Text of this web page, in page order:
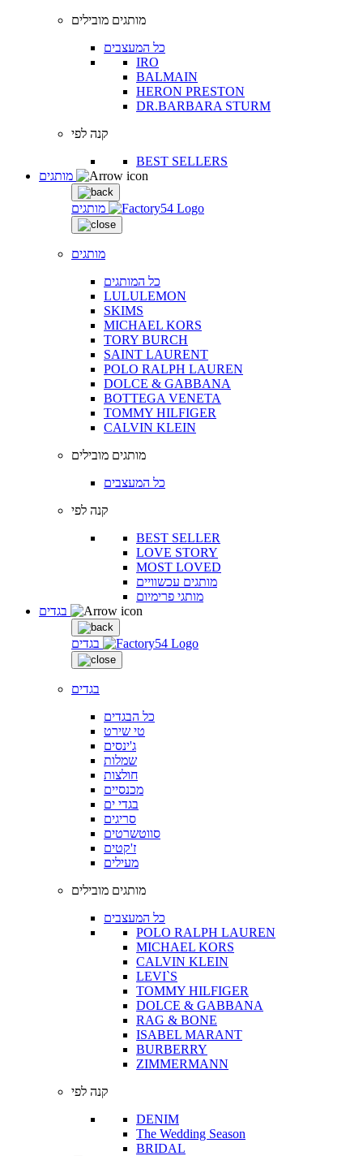
מותגים מובילים
כל המעצבים
IRO
BALMAIN
HERON PRESTON
DR.BARBARA STURM
קנה לפי
BEST SELLERS
מותגים
מותגים
כל המותגים
LULULEMON
SKIMS
MICHAEL KORS
TORY BURCH
SAINT LAURENT
POLO RALPH LAUREN
DOLCE & GABBANA
BOTTEGA VENETA
TOMMY HILFIGER
CALVIN KLEIN
מותגים מובילים
כל המעצבים
קנה לפי
BEST SELLER
LOVE STORY
MOST LOVED
מותגים עכשוויים
מותגי פרימיום
בגדים
בגדים
כל הבגדים
טי שירט
ג'ינסים
שמלות
חולצות
מכנסיים
בגדי ים
סריגים
סווטשרטים
ז'קטים
מעילים
מותגים מובילים
כל המעצבים
POLO RALPH LAUREN
MICHAEL KORS
CALVIN KLEIN
LEVI`S
TOMMY HILFIGER
DOLCE & GABBANA
RAG & BONE
ISABEL MARANT
BURBERRY
ZIMMERMANN
קנה לפי
DENIM
The Wedding Season
BRIDAL